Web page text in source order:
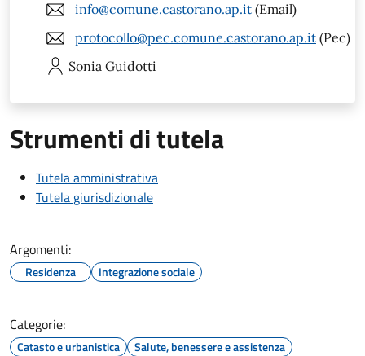
info@comune.castorano.ap.it (Email)
protocollo@pec.comune.castorano.ap.it (Pec)
Sonia Guidotti
Strumenti di tutela
Tutela amministrativa
Tutela giurisdizionale
Argomenti:
Residenza Integrazione sociale
Categorie:
Catasto e urbanistica Salute, benessere e assistenza